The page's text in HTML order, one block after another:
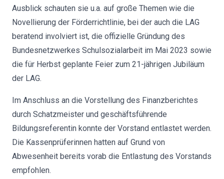
Ausblick schauten sie u.a. auf große Themen wie die
Novellierung der Förderrichtlinie, bei der auch die LAG
beratend involviert ist, die offizielle Gründung des
Bundesnetzwerkes Schulsozialarbeit im Mai 2023 sowie
die für Herbst geplante Feier zum 21-jährigen Jubiläum
der LAG.
Im Anschluss an die Vorstellung des Finanzberichtes
durch Schatzmeister und geschäftsführende
Bildungsreferentin konnte der Vorstand entlastet werden.
Die Kassenprüferinnen hatten auf Grund von
Abwesenheit bereits vorab die Entlastung des Vorstands
empfohlen.